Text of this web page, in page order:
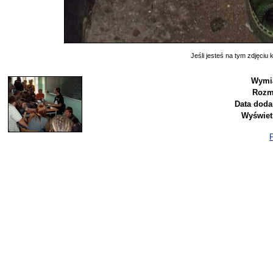
Jeśli jesteś na tym zdjęciu
Data